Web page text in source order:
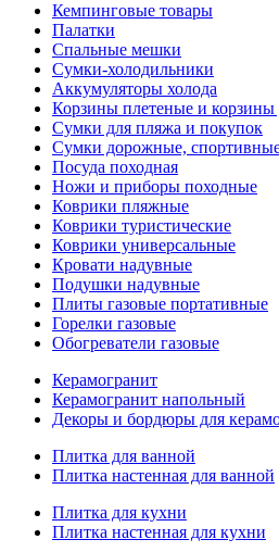
Кемпинговые товары
Палатки
Спальные мешки
Сумки-холодильники
Аккумуляторы холода
Корзины плетеные и корзины
Сумки для пляжа и покупок
Сумки дорожные,
Посуда походная
Ножи и приборы походные
Коврики пляжные
Коврики туристические
Коврики универсальные
Кровати надувные
Подушки надувные
Плиты газовые портативные
Горелки газовые
Обогреватели газовые
Керамогранит
Керамогранит напольный
Декоры и бордюры для
Плитка для ванной
Плитка настенная для ванной
Плитка для кухни
Плитка настенная для кухни